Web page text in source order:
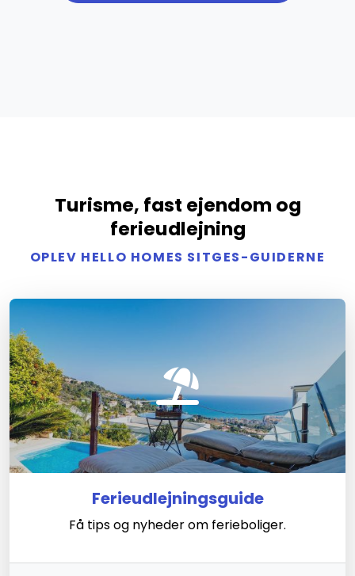
Turisme, fast ejendom og
ferieudlejning
OPLEV HELLO HOMES SITGES-GUIDERNE
Ferieudlejningsguide
Få tips og nyheder om ferieboliger.